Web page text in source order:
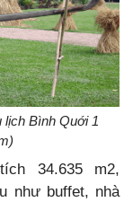
lịch Bình Quới 1
34.635 m2,
như buffet, nhà